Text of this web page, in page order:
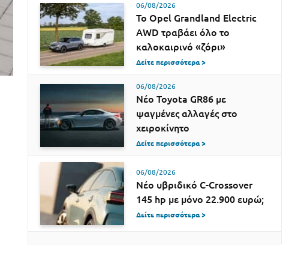
06/08/2026
Το Opel Grandland Electric
AWD τραβάει όλο το
καλοκαιρινό «ζόρι»
Δείτε περισσότερα >
06/08/2026
Νέο Toyota GR86 με
ψαγμένες αλλαγές στο
χειροκίνητο
Δείτε περισσότερα >
06/08/2026
Νέο υβριδικό C-Crossover
145 hp με μόνο 22.900 ευρώ;
Δείτε περισσότερα >